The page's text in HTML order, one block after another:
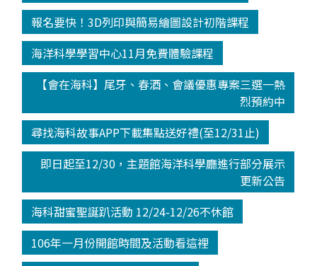
報名要快！3D列印與簡易繪圖設計初階課程
海洋科學學習中心11月免費體驗課程
【會在海科】尾牙、春酒、會議優惠專案三選一熱
烈預約中
尋找海科故事APP下載集點送好禮(至12/31止)
即日起至12/30，主題館海洋科學廳進行部分展示
更新公告
海科甜蜜聖誕趴活動 12/24-12/26不休館
106年一月份開館時間及活動看這裡